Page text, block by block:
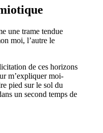
une trame tendue
moi, l’autre le
de ces horizons
m’expliquer moi-
pied sur le sol du
un second temps de